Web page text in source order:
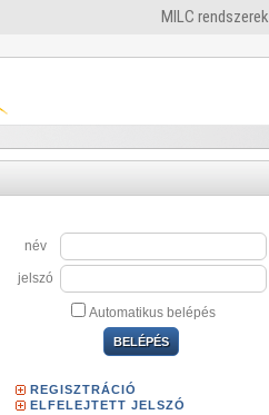
MILC rendszerek
név
jelszó
Automatikus belépés
REGISZTRÁCIÓ
ELFELEJTETT JELSZÓ